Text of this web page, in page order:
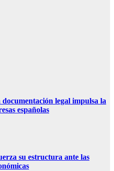
legal impulsa la
españolas
su estructura ante las